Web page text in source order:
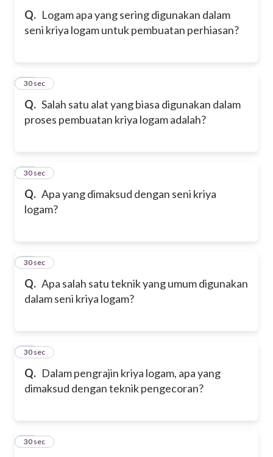
Q. Logam apa yang sering digunakan dalam
seni kriya logam untuk pembuatan perhiasan?
Q. Salah satu alat yang biasa digunakan dalam
proses pembuatan kriya logam adalah?
32
30 sec
Q. Apa yang dimaksud dengan seni kriya
logam?
33
30 sec
Q. Apa salah satu teknik yang umum digunakan
dalam seni kriya logam?
34
30 sec
Q. Dalam pengrajin kriya logam, apa yang
dimaksud dengan teknik pengecoran?
35
30 sec
36
30 sec